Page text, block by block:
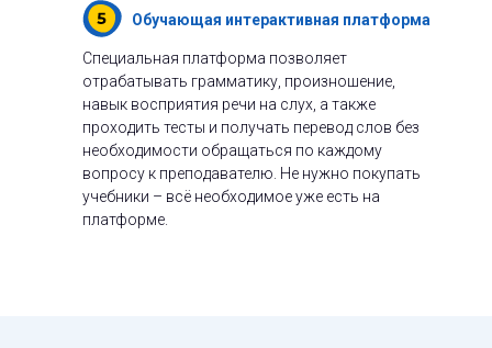
Обучающая интерактивная платформа
Специальная платформа позволяет
отрабатывать грамматику, произношение,
навык восприятия речи на слух, а также
проходить тесты и получать перевод слов без
необходимости обращаться по каждому
вопросу к преподавателю. Не нужно покупать
учебники – всё необходимое уже есть на
платформе.